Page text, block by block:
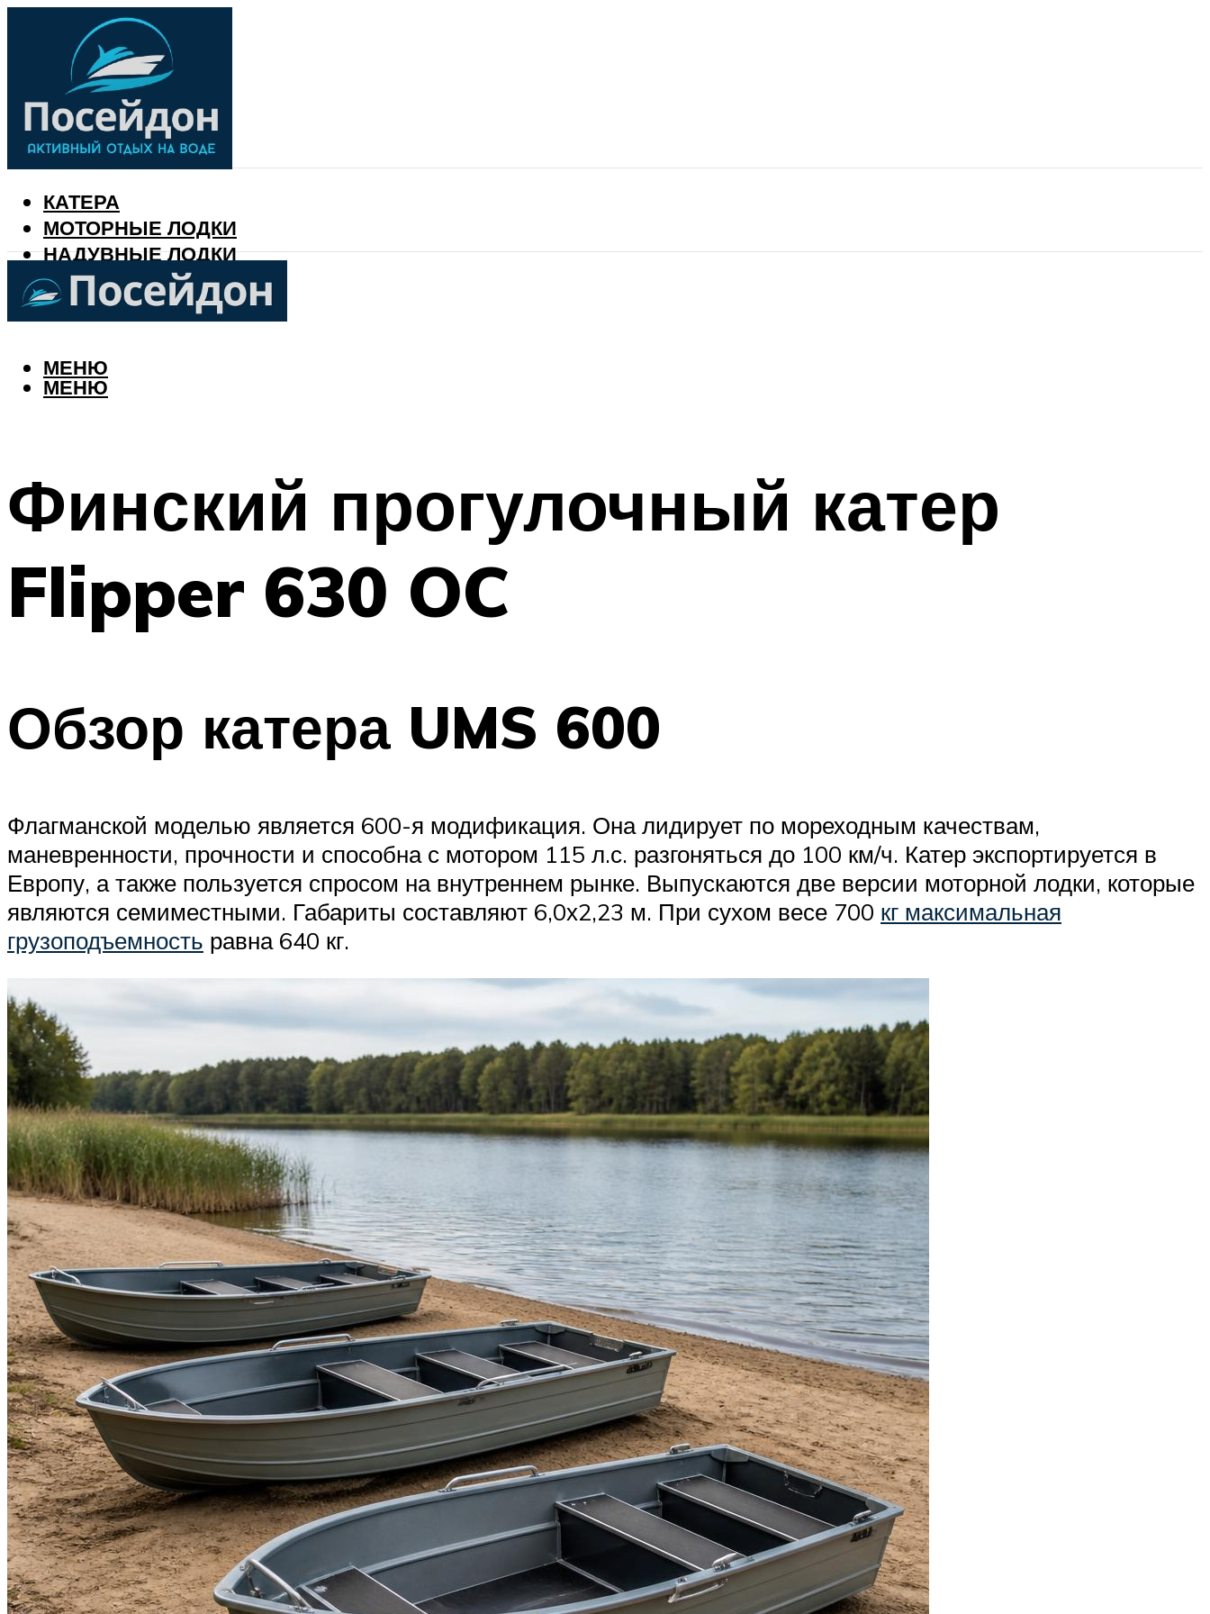
КАТЕРА
МОТОРНЫЕ ЛОДКИ
НАДУВНЫЕ ЛОДКИ
РЫБАЛКА
КАЛЕНДАРЬ РЫБАКА
МЕНЮ
МЕНЮ
Финский прогулочный катер
Flipper 630 OC
Обзор катера UMS 600
Флагманской моделью является 600-я модификация. Она лидирует по мореходным качествам,
маневренности, прочности и способна с мотором 115 л.с. разгоняться до 100 км/ч. Катер экспортируется в
Европу, а также пользуется спросом на внутреннем рынке. Выпускаются две версии моторной лодки, которые
являются семиместными. Габариты составляют 6,0х2,23 м. При сухом весе 700 кг максимальная
грузоподъемность равна 640 кг.